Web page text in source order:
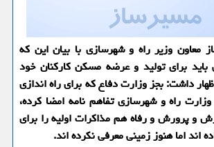
معاون وزیر راه و شهرسازی با بیان این كه
باید برای تولید و عرضه مسكن كاركنان خود
داشت: بجز وزارت دفاع كه برای راه اندازی
وزارت راه و شهرسازی تفاهم نامه امضا كرده،
و پرورش و رفاه هم مذاكرات اولیه را برای
اند اما هنوز زمینی معرفی نكرده اند.